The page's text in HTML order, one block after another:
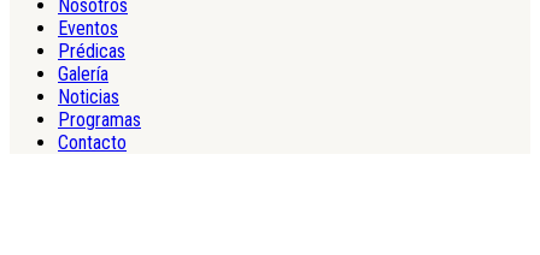
Nosotros
Eventos
Prédicas
Galería
Noticias
Programas
Contacto